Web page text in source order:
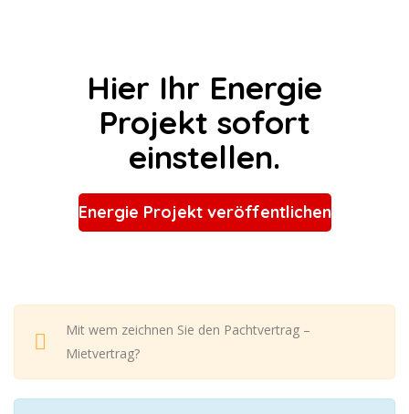
Hier Ihr Energie
Projekt sofort
einstellen.
Energie Projekt veröffentlichen
Mit wem zeichnen Sie den Pachtvertrag –
Mietvertrag?